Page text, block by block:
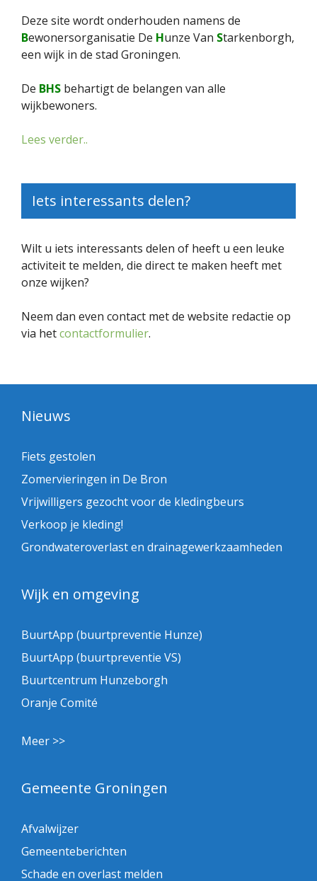
Deze site wordt onderhouden namens de
Bewonersorganisatie De Hunze Van Starkenborgh,
een wijk in de stad Groningen.
De BHS behartigt de belangen van alle
wijkbewoners.
Lees verder..
Iets interessants delen?
Wilt u iets interessants delen of heeft u een leuke
activiteit te melden, die direct te maken heeft met
onze wijken?
Neem dan even contact met de website redactie op
via hetcontactformulier.
Nieuws
Fiets gestolen
Zomervieringen in De Bron
Vrijwilligers gezocht voor de kledingbeurs
Verkoop je kleding!
Grondwateroverlast en drainagewerkzaamheden
Wijk en omgeving
BuurtApp (buurtpreventie Hunze)
BuurtApp (buurtpreventie VS)
Buurtcentrum Hunzeborgh
Oranje Comité
Meer >>
Gemeente Groningen
Afvalwijzer
Gemeenteberichten
Schade en overlast melden